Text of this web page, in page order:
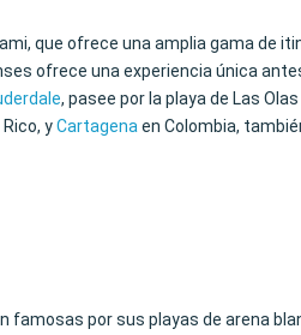
que ofrece una amplia gama de
ofrece una experiencia única
, pasee por la playa de Las
yCartagena en Colombia,
por sus playas de arena